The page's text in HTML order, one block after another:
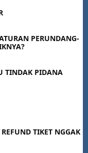
PERUNDANG-
TINDAK PIDANA
TIKET NGGAK